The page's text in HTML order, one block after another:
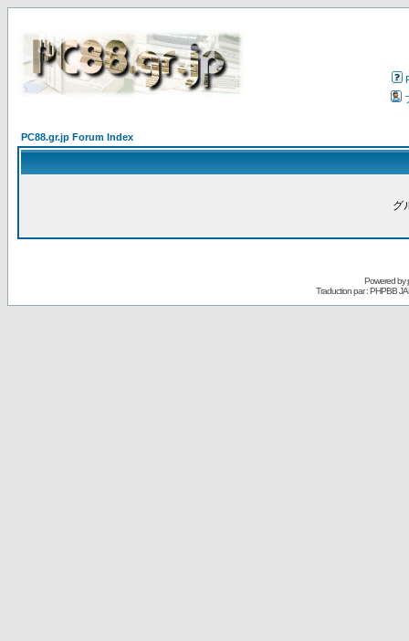
PC88.gr.jp Forum Index
グ
Powered by
Traduction par : PHPBB